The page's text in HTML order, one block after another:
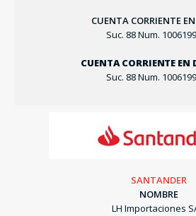
CUENTA CORRIENTE
Suc. 88 Num.
CUENTA CORRIENTE EN
Suc. 88 Num.
SANTANDER
NOMBRE
LH Importaciones